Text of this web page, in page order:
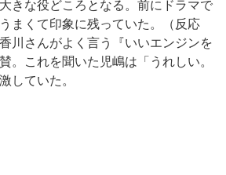
きな役どころとなる。前にドラマで
まくて印象に残っていた。（反応
川さんがよく言う『いいエンジンを
。これを聞いた児嶋は「うれしい。
していた。